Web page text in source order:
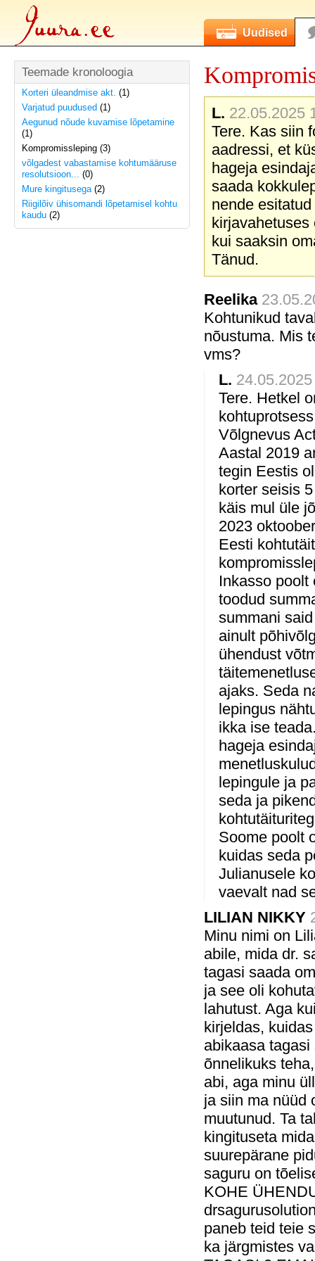
Uudised
Teemade kronoloogia
Korteri üleandmise akt. (1)
Varjatud puudused (1)
Aegunud nõude kuvamise lõpetamine
(1)
Kompromissleping (3)
võlgadest vabastamise kohtumääruse
resolutsioon... (0)
Mure kingitusega(2)
Riigilõiv ühisomandi lõpetamisel kohtu
kaudu (2)
L. 22.05.2025
Tere. Kas siin
aadressi, et
hageja
saada
nende
kirjavahetuses
kui saaksin
Tänud.
Reelika
Kohtunikud
nõustuma. Mis
vms?
L.
Tere. Hetkel
Võlgnevus
Aastal 2019
tegin Eestis
korter seisis
käis mul üle
2023
Eesti
Inkasso poolt
toodud
summani
ainult
ühendust
ajaks. Seda
lepingus
ikka ise
hageja
lepingule ja
seda ja
Soome poolt
kuidas seda
Julianusele
vaevalt nad
LILIAN NIKKY
Minu nimi on
abile, mida dr.
tagasi saada
ja see oli
lahutust. Aga
kirjeldas,
abikaasa
õnnelikuks
abi, aga minu
ja siin ma nüüd
muutunud. Ta
kingituseta
suurepärane
saguru on
KOHE
paneb teid teie
ka järgmistes